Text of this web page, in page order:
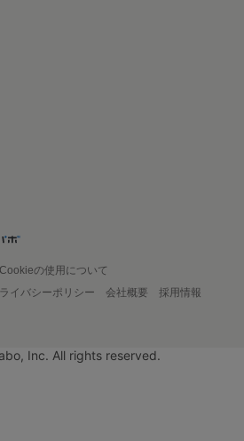
Cookieの使用について
イバシーポリシー 会社概要
採用情報
Inc. All rights reserved.